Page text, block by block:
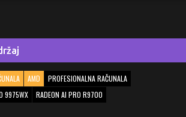
AMD
PROFESIONALNA RAČUNALA
9975WX
RADEON AI PRO R9700